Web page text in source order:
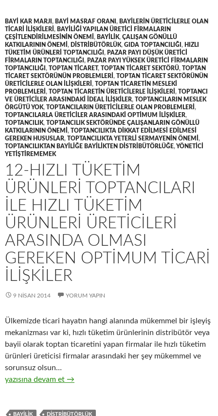
BAYI KAR MARJI , BAYI MASRAF ORANI , BAYILERIN ÜRETICILERLE OLAN
TICARI ILIŞKILERI , BAYILIĞI YAPILAN ÜRETICI FIRMALARIN
ÇEŞITLENDIRILMESININ ÖNEMI , BAYILIK, ÇALIŞAN GÖNÜLLÜ
KATKILARININ ÖNEMI , DISTRIBÜTÖRLÜK, GIDA TOPTANCILIĞI , HIZLI
TÜKETIM ÜRÜNLERI TOPTANCILIĞI , PAZAR PAYI DÜŞÜK ÜRETICI
FIRMALARIN TOPTANCILIĞI , PAZAR PAYI YÜKSEK ÜRETICI FIRMALARIN
TOPTANCILIĞI , TOPTAN TICARET, TOPTAN TICARET SEKTÖRÜ, TOPTAN
TICARET SEKTÖRÜNÜN PROBLEMLERI , TOPTAN TICARET SEKTÖRÜNÜN
ÜRETICILERLE OLAN ILIŞKILERI , TOPTAN TICARETIN MESLEKI
PROBLEMLERI , TOPTAN TICARETIN ÜRETICILERLE ILIŞKILERI , TOPTANCI
VE ÜRETICILER ARASINDAKI IDEAL ILIŞKILER, TOPTANCILARIN MESLEK
ÖRGÜTÜ YOK, TOPTANCILARIN ÜRETICILERLE OLAN PROBLEMLERI ,
TOPTANCILARLA ÜRETICILER ARASINDAKI OPTIMUM ILIŞKILER,
TOPTANCILIK, TOPTANCILIK SEKTÖRÜNDE ÇALIŞANLARIN GÖNÜLLÜ
KATKILARININ ÖNEMI , TOPTANCILIKTA DIKKAT EDILMESI EDILMESI
GEREKEN HUSUSLAR, TOPTANCILIKTA YETERLI SERMAYENIN ÖNEMI ,
TOPTANCILIKTAN BAYILIĞE BAYILIKTEN DISTRIBÜTÖRLÜĞE,YÖNETICI
YETIŞTIREMEMEK
12-HIZLI TÜKETIM
ÜRÜNLERI TOPTANCILARI
ILE HIZLI TÜKETIM
ÜRÜNLERI ÜRETICILERI
ARASINDA OLMASI
GEREKEN OPTIMUM TICARI
ILIŞKILER
9 NISAN 2014 YORUM YAPIN
Ülkemizde ticari hayatın hangi alanında mükemmel bir işleyiş
mekanizması var ki, hızlı tüketim ürünlerinin distribütör veya
bayii olarak toptan ticaretini yapan firmalar ile hızlı tüketim
ürünleri üreticisi firmalar arasındaki her şey mükemmel ve
sorunsuz olsun…
12-Hızlı tüketim ürünleri toptancıları ile hızlı tüketim
yazısına devam et →
BAYILIK DISTRIBÜTÖRLÜK